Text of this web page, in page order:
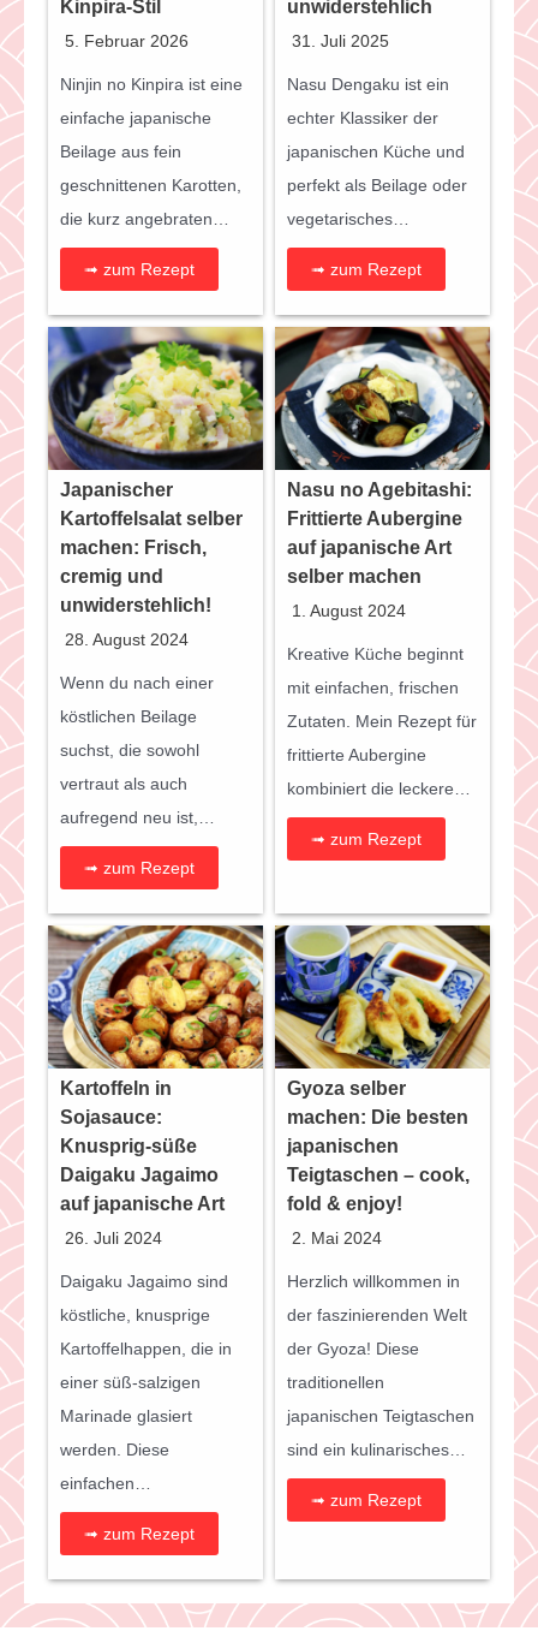
Kinpira-Stil
5. Februar 2026
Ninjin no Kinpira ist eine
einfache japanische
Beilage aus fein
geschnittenen Karotten,
die kurz angebraten…
➟ zum Rezept
unwiderstehlich
31. Juli 2025
Nasu Dengaku ist ein
echter Klassiker der
japanischen Küche und
perfekt als Beilage oder
vegetarisches…
➟ zum Rezept
Japanischer
Kartoffelsalat selber
machen: Frisch,
cremig und
unwiderstehlich!
28. August 2024
Wenn du nach einer
köstlichen Beilage
suchst, die sowohl
vertraut als auch
aufregend neu ist,…
➟ zum Rezept
Nasu no Agebitashi:
Frittierte Aubergine
auf japanische Art
selber machen
1. August 2024
Kreative Küche beginnt
mit einfachen, frischen
Zutaten. Mein Rezept für
frittierte Aubergine
kombiniert die leckere…
➟ zum Rezept
Kartoffeln in
Sojasauce:
Knusprig-süße
Daigaku Jagaimo
auf japanische Art
26. Juli 2024
Daigaku Jagaimo sind
köstliche, knusprige
Kartoffelhappen, die in
einer süß-salzigen
Marinade glasiert
werden. Diese
einfachen…
➟ zum Rezept
Gyoza selber
machen: Die besten
japanischen
Teigtaschen – cook,
fold & enjoy!
2. Mai 2024
Herzlich willkommen in
der faszinierenden Welt
der Gyoza! Diese
traditionellen
japanischen Teigtaschen
sind ein kulinarisches…
➟ zum Rezept